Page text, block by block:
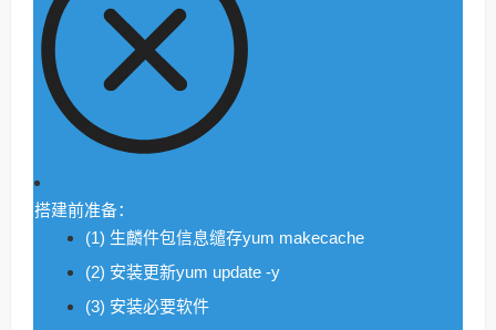
搭建前准备：
(1) 生麟件包信息缱存yum makecache
(2) 安装更新yum update -y
(3) 安装必要软件